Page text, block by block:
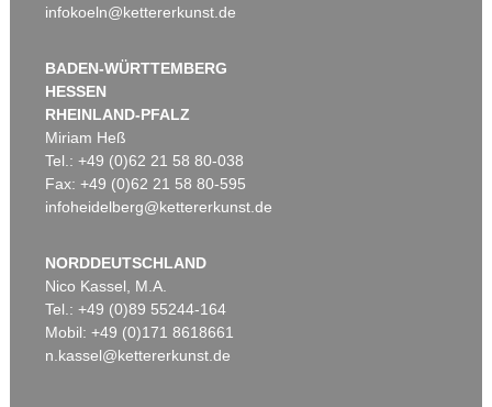
infokoeln@kettererkunst.de
BADEN-WÜRTTEMBERG
HESSEN
RHEINLAND-PFALZ
Miriam Heß
Tel.: +49 (0)62 21 58 80-038
Fax: +49 (0)62 21 58 80-595
infoheidelberg@kettererkunst.de
NORDDEUTSCHLAND
Nico Kassel, M.A.
Tel.: +49 (0)89 55244-164
Mobil: +49 (0)171 8618661
n.kassel@kettererkunst.de